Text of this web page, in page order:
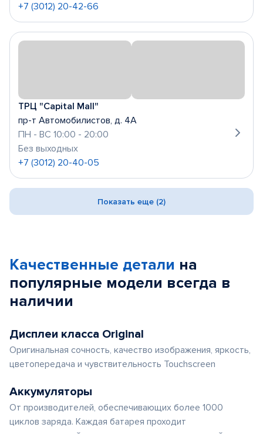
+7 (3012) 20-42-66
ТРЦ "Capital Mall"
пр-т Автомобилистов, д. 4А
ПН - ВС 10:00 - 20:00
Без выходных
+7 (3012) 20-40-05
Показать еще (2)
Качественные детали на
популярные модели всегда в
наличии
Дисплеи класса Original
Оригинальная сочность, качество изображения, яркость,
цветопередача и чувствительность Touchscreen
Аккумуляторы
От производителей, обеспечивающих более 1000
циклов заряда. Каждая батарея проходит